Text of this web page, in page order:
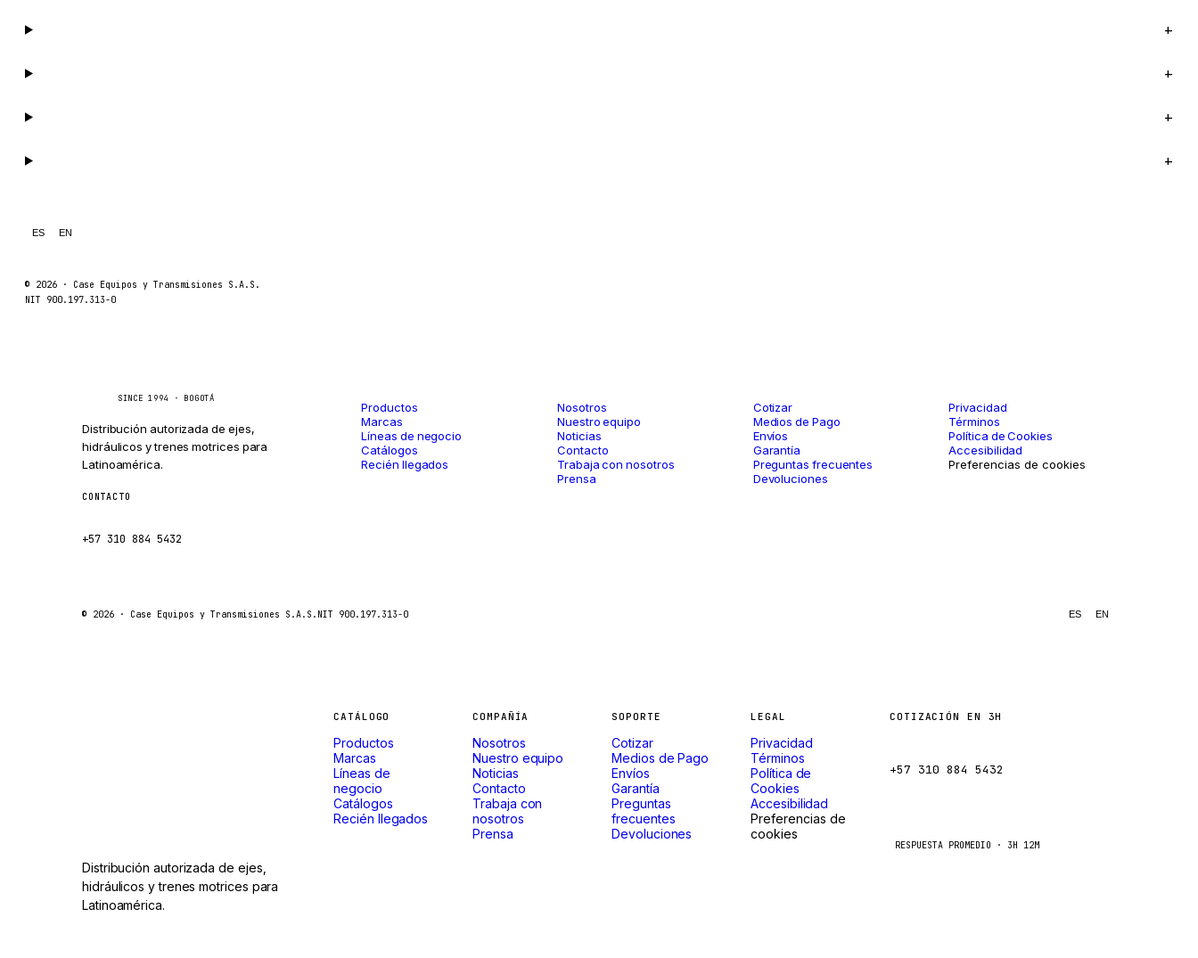
+
+
+
+
ES EN
© 2026 · Case Equipos y Transmisiones S.A.S.
NIT 900.197.313-0
SINCE 1994 · BOGOTÁ
Distribución autorizada de ejes,
hidráulicos y trenes motrices para
Latinoamérica.
CONTACTO
+57 310 884 5432
Productos
Marcas
Líneas de negocio
Catálogos
Recién llegados
Nosotros
Nuestro equipo
Noticias
Contacto
Trabaja con nosotros
Prensa
Cotizar
Medios de Pago
Envíos
Garantía
Preguntas frecuentes
Devoluciones
Privacidad
Términos
Política de Cookies
Accesibilidad
Preferencias de cookies
© 2026 · Case Equipos y Transmisiones S.A.S. NIT 900.197.313-0 ES EN
Distribución autorizada de ejes,
hidráulicos y trenes motrices para
Latinoamérica.
CATÁLOGO
Productos
Marcas
Líneas de
negocio
Catálogos
Recién llegados
COMPAÑÍA
Nosotros
Nuestro equipo
Noticias
Contacto
Trabaja con
nosotros
Prensa
SOPORTE
Cotizar
Medios de Pago
Envíos
Garantía
Preguntas
frecuentes
Devoluciones
LEGAL
Privacidad
Términos
Política de
Cookies
Accesibilidad
Preferencias de
cookies
COTIZACIÓN EN 3H
+57 310 884 5432
RESPUESTA PROMEDIO · 3H 12M